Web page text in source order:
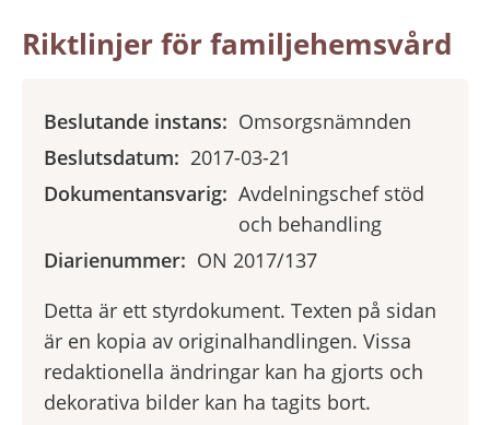
Riktlinjer för familjehemsvård
Beslutande instans: Omsorgsnämnden
Beslutsdatum: 2017-03-21
Dokumentansvarig: Avdelningschef stöd
och behandling
Diarienummer: ON 2017/137
Detta är ett styrdokument. Texten på sidan
är en kopia av originalhandlingen. Vissa
redaktionella ändringar kan ha gjorts och
dekorativa bilder kan ha tagits bort.